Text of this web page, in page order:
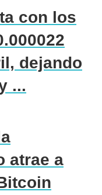
con los
dejando
...
atrae a